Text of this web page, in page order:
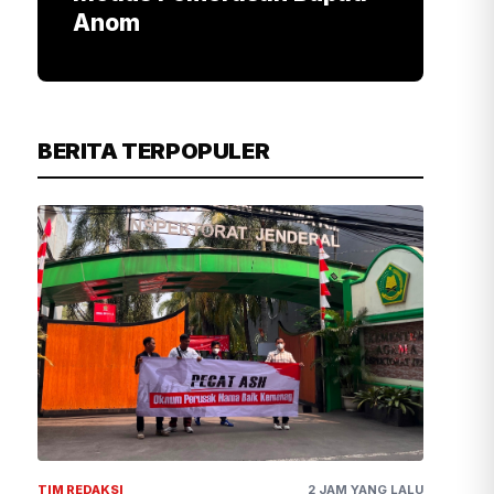
Anom
BERITA TERPOPULER
TIM REDAKSI 2 JAM YANG LALU